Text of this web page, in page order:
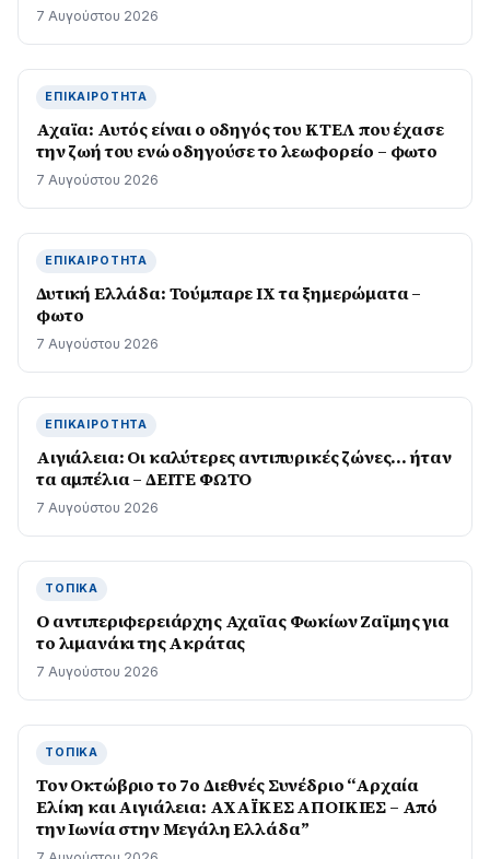
7 Αυγούστου 2026
ΕΠΙΚΑΙΡΌΤΗΤΑ
Αχαϊα: Αυτός είναι ο οδηγός του ΚΤΕΛ που έχασε
την ζωή του ενώ οδηγούσε το λεωφορείο – φωτο
7 Αυγούστου 2026
ΕΠΙΚΑΙΡΌΤΗΤΑ
Δυτική Ελλάδα: Τούμπαρε ΙΧ τα ξημερώματα –
φωτο
7 Αυγούστου 2026
ΕΠΙΚΑΙΡΌΤΗΤΑ
Αιγιάλεια: Οι καλύτερες αντιπυρικές ζώνες… ήταν
τα αμπέλια – ΔΕΙΤΕ ΦΩΤΟ
7 Αυγούστου 2026
ΤΟΠΙΚΆ
O αντιπεριφερειάρχης Αχαϊας Φωκίων Ζαϊμης για
το λιμανάκι της Ακράτας
7 Αυγούστου 2026
ΤΟΠΙΚΆ
Τον Οκτώβριο το 7ο Διεθνές Συνέδριο “Αρχαία
Ελίκη και Αιγιάλεια: ΑΧΑΪΚΕΣ ΑΠΟΙΚΙΕΣ – Από
την Ιωνία στην Μεγάλη Ελλάδα”